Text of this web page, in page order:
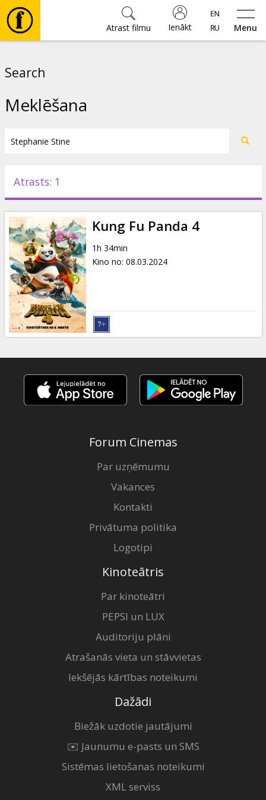
Menu
Ienākt
Atrast filmu
Pasākumi
Ziņas
Dāvanu
kartes
Uzkodas
B2B
Kino
Klubs
Search
Meklēšana
Atrasts: 1
Kung Fu Panda 4
1h 34min
Kino no: 08.03.2024
Forum Cinemas
Par uzņēmumu
Vakances
Kontakti
Privātuma politika
Logotipi
Kinoteātris
Par kinoteātri
PEPSI un LUX
Auditoriju plāni
Atrašanās vieta un stāvvietas
Iekšējās kārtības noteikumi
Dažādi
Biežāk uzdotie jautājumi
✉️ Jaunumu e-pasts un SMS
Sistēmas lietošanas noteikumi
XML serviss